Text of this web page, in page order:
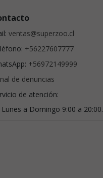
ventas@superzoo.cl
+56227607777
+56972149999
de denuncias
de atención:
Lunes a Domingo 9:00 a 20:00.